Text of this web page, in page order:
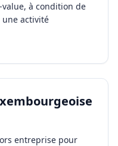
à condition de
activité
entreprise pour